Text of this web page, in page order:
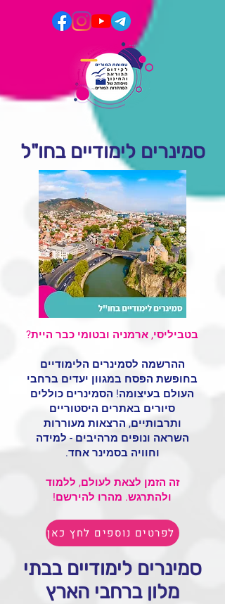
סמינרים לימודיים בחו"ל
בטביליסי, ארמניה ובטומי כבר היית?
ההרשמה לסמינרים הלימודיים
בחופשת הפסח במגוון יעדים ברחבי
העולם בעיצומה! הסמינרים כוללים
סיורים באתרים היסטוריים
ותרבותיים, הרצאות מעוררות
השראה ונופים מרהיבים - למידה
וחוויה בסמינר אחד.
זה הזמן לצאת לעולם, ללמוד
ולהתרגש. מהרו להירשם!
לפרטים נוספים לחץ כאן
סמינרים לימודיים בבתי
מלון ברחבי הארץ